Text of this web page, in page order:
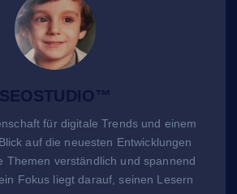
SEOSTUDIO™
für digitale Trends und einem
auf die neuesten Entwicklungen
Themen verständlich und spannend
Fokus liegt darauf, seinen Lesern